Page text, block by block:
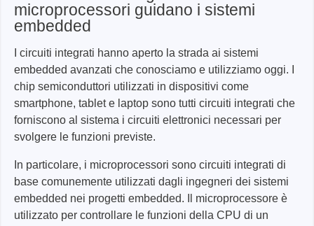
microprocessori guidano i sistemi
embedded
I circuiti integrati hanno aperto la strada ai sistemi
embedded avanzati che conosciamo e utilizziamo oggi. I
chip semiconduttori utilizzati in dispositivi come
smartphone, tablet e laptop sono tutti circuiti integrati che
forniscono al sistema i circuiti elettronici necessari per
svolgere le funzioni previste.
In particolare, i microprocessori sono circuiti integrati di
base comunemente utilizzati dagli ingegneri dei sistemi
embedded nei progetti embedded. Il microprocessore è
utilizzato per controllare le funzioni della CPU di un